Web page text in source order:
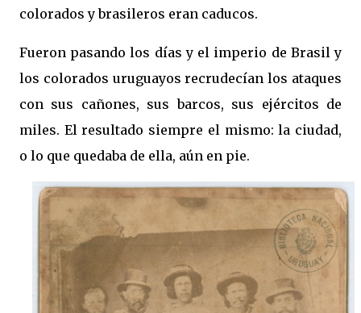
colorados y brasileros eran caducos.
Fueron pasando los días y el imperio de Brasil y
los colorados uruguayos recrudecían los ataques
con sus cañones, sus barcos, sus ejércitos de
miles. El resultado siempre el mismo: la ciudad,
o lo que quedaba de ella, aún en pie.